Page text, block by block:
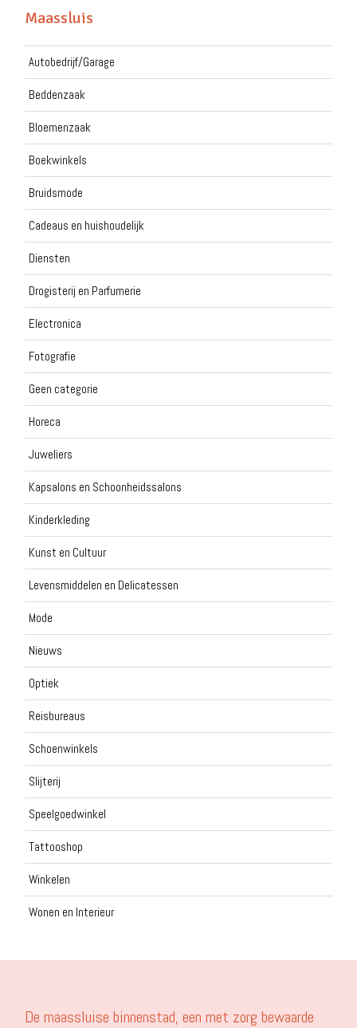
Maassluis
Autobedrijf/Garage
Beddenzaak
Bloemenzaak
Boekwinkels
Bruidsmode
Cadeaus en huishoudelijk
Diensten
Drogisterij en Parfumerie
Electronica
Fotografie
Geen categorie
Horeca
Juweliers
Kapsalons en Schoonheidssalons
Kinderkleding
Kunst en Cultuur
Levensmiddelen en Delicatessen
Mode
Nieuws
Optiek
Reisbureaus
Schoenwinkels
Slijterij
Speelgoedwinkel
Tattooshop
Winkelen
Wonen en Interieur
De maassluise binnenstad, een met zorg bewaarde